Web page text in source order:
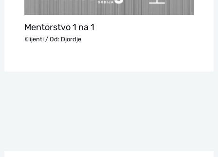
Mentorstvo 1 na 1
Klijenti/ Od: Djordje